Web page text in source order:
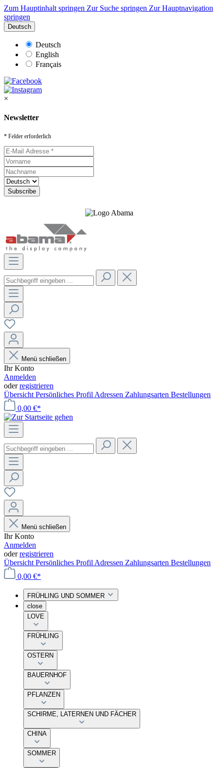
Zum Hauptinhalt springen Zur Suche springen Zur Hauptnavigation
springen
Deutsch
Deutsch
English
Français
×
Newsletter
* Felder erforderlich
Menü schließen
Ihr Konto
Anmelden
oderregistrieren
Übersicht Persönliches Profil Adressen Zahlungsarten Bestellungen
0,00 €*
Menü schließen
Ihr Konto
Anmelden
oderregistrieren
Übersicht Persönliches Profil Adressen Zahlungsarten Bestellungen
0,00 €*
FRÜHLING UND SOMMER
close
LOVE
FRÜHLING
OSTERN
BAUERNHOF
PFLANZEN
SCHIRME, LATERNEN UND FÄCHER
CHINA
SOMMER